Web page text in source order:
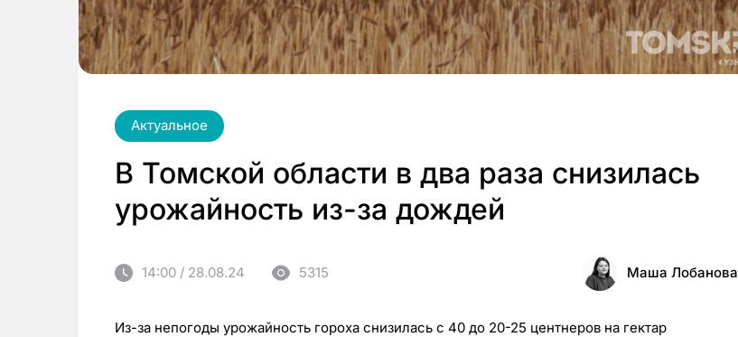
Актуальное
В Томской области в два раза снизилась
урожайность из-за дождей
14:00 / 28.08.24 5315 Маша Лобанова
Из-за непогоды урожайность гороха снизилась с 40 до 20-25 центнеров на гектар